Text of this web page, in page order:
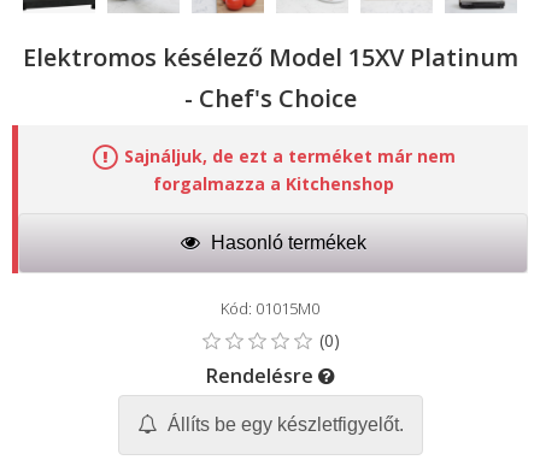
Elektromos késélező Model 15XV Platinum
- Chef's Choice
Sajnáljuk, de ezt a terméket már nem
forgalmazza a Kitchenshop
Hasonló termékek
Kód: 01015M0
Rendelésre
Állíts be egy készletfigyelőt.